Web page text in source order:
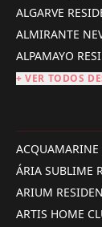
ALGARVE
ALMIRANTE
ALPAMAYO
+ VER TODOS
ACQUAMARINE
ÁRIA SUBLIME
ARIUM
ARTIS HOME